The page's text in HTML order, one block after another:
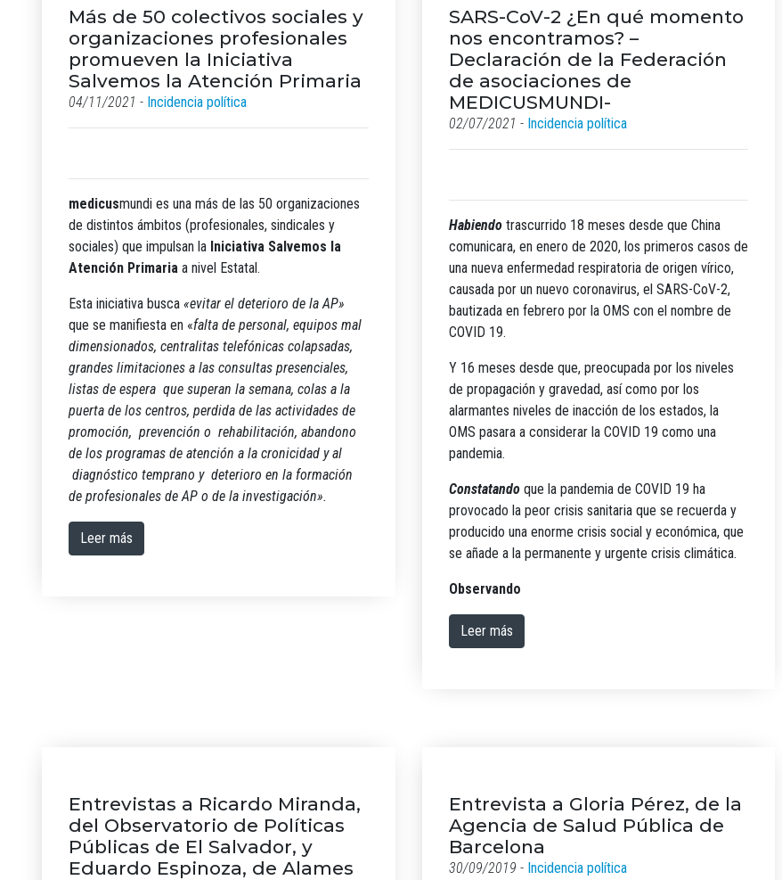
Más de 50 colectivos sociales y
organizaciones profesionales
promueven la Iniciativa
Salvemos la Atención Primaria
04/11/2021 - Incidencia política
medicusmundi es una más de las 50 organizaciones
de distintos ámbitos (profesionales, sindicales y
sociales) que impulsan la Iniciativa Salvemos la
Atención Primaria a nivel Estatal.
Esta iniciativa busca «evitar el deterioro de la AP»
que se manifiesta en «falta de personal, equipos mal
dimensionados, centralitas telefónicas colapsadas,
grandes limitaciones a las consultas presenciales,
listas de espera que superan la semana, colas a la
puerta de los centros, perdida de las actividades de
promoción, prevención o rehabilitación, abandono
de los programas de atención a la cronicidad y al
diagnóstico temprano y deterioro en la formación
de profesionales de AP o de la investigación».
Leer más
SARS-CoV-2 ¿En qué momento
nos encontramos? –
Declaración de la Federación
de asociaciones de
MEDICUSMUNDI-
02/07/2021 - Incidencia política
Habiendo trascurrido 18 meses desde que China
comunicara, en enero de 2020, los primeros casos de
una nueva enfermedad respiratoria de origen vírico,
causada por un nuevo coronavirus, el SARS-CoV-2,
bautizada en febrero por la OMS con el nombre de
COVID 19.
Y 16 meses desde que, preocupada por los niveles
de propagación y gravedad, así como por los
alarmantes niveles de inacción de los estados, la
OMS pasara a considerar la COVID 19 como una
pandemia.
Constatando que la pandemia de COVID 19 ha
provocado la peor crisis sanitaria que se recuerda y
producido una enorme crisis social y económica, que
se añade a la permanente y urgente crisis climática.
Observando
Leer más
Entrevistas a Ricardo Miranda,
del Observatorio de Políticas
Públicas de El Salvador, y
Eduardo Espinoza, de Alames
Entrevista a Gloria Pérez, de la
Agencia de Salud Pública de
Barcelona
30/09/2019 - Incidencia política